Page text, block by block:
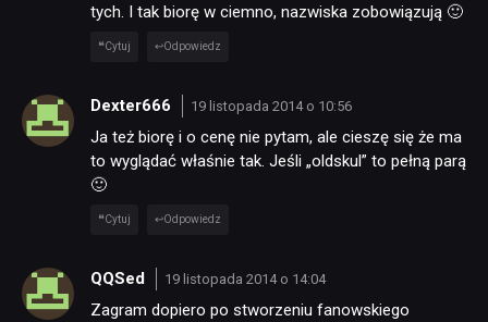
tych. I tak biorę w ciemno, nazwiska zobowiązują 🙂
Cytuj Odpowiedz
Dexter666 19 listopada 2014 o 10:56
Ja też biorę i o cenę nie pytam, ale cieszę się że ma
to wyglądać właśnie tak. Jeśli „oldskul” to pełną parą
🙂
Cytuj Odpowiedz
QQSed 19 listopada 2014 o 14:04
Zagram dopiero po stworzeniu fanowskiego